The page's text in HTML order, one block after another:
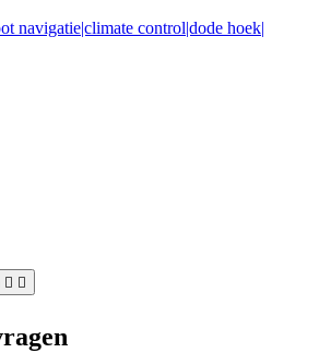
navigatie|climate control|dode hoek|